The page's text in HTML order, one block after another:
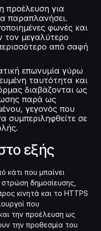
προέλευση για
παραπλανήσει.
φωνές και
τον μεγαλύτερο
από σαφή
επωνυμία γύρω
ταυτότητα και
διαβάζονται ως
παρά ως
γεγονός που
συμπεριληφθείτε σε
εξής
κάτι που μπαίνει
δημοσίευσης,
κινητά και το HTTPS
που
την προέλευση ως
την προθεσμία του